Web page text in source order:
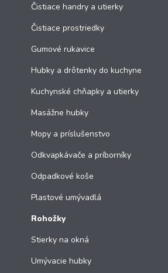
Čistiace handry a utierky
Čistiace prostriedky
Gumové rukavice
Hubky a drôtenky do kuchyne
Kuchynské chňapky a utierky
Masážne hubky
Mopy a príslušenstvo
Odkvapkávače a príborníky
Odpadkové koše
Plastové umývadlá
Rohožky
Stierky na okná
Umývacie hubky